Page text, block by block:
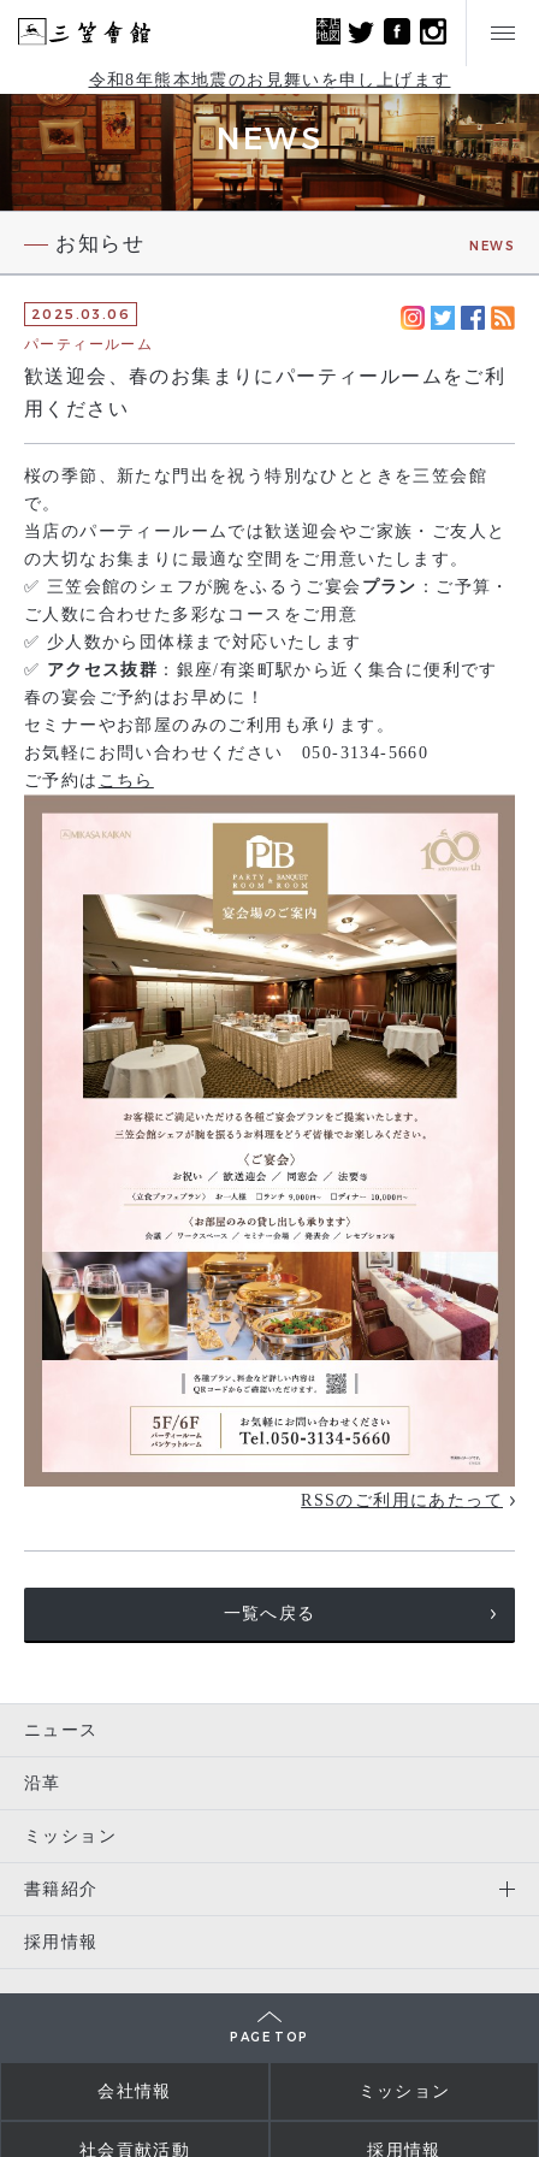
本店
地図
令和8年熊本地震のお見舞いを申し上げます
NEWS
お知らせ NEWS
2025.03.06
パーティールーム
歓送迎会、春のお集まりにパーティールームをご利
用ください
桜の季節、新たな門出を祝う特別なひとときを三笠会館
で。
当店のパーティールームでは歓送迎会やご家族・ご友人と
の大切なお集まりに最適な空間をご用意いたします。
✅ 三笠会館のシェフが腕をふるうご宴会 プラン ：ご予算・
ご人数に合わせた多彩なコースをご用意
✅ 少人数から団体様まで対応いたします
✅ アクセス抜群 ：銀座/有楽町駅から近く集合に便利です
春の宴会ご予約はお早めに！
セミナーやお部屋のみのご利用も承ります。
お気軽にお問い合わせください 050-3134-5660
ご予約は こちら
RSSのご利用にあたって
一覧へ戻る
ニュース
沿革
ミッション
書籍紹介
採用情報
PAGE TOP
会社情報 ミッション
社会貢献活動 採用情報